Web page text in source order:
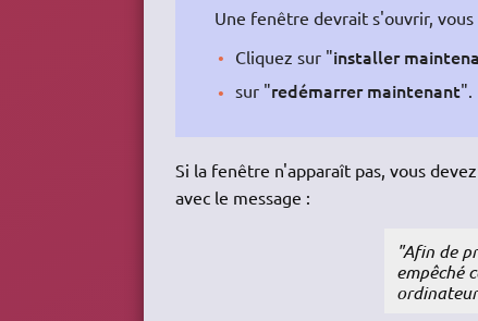
Une fenêtre devrait s'ouvrir,
Cliquez sur "installer
sur "redémarrer maintenant".
Si la fenêtre n'apparaît pas, vous
avec le message :
"Afin de
empêché
ordinateur